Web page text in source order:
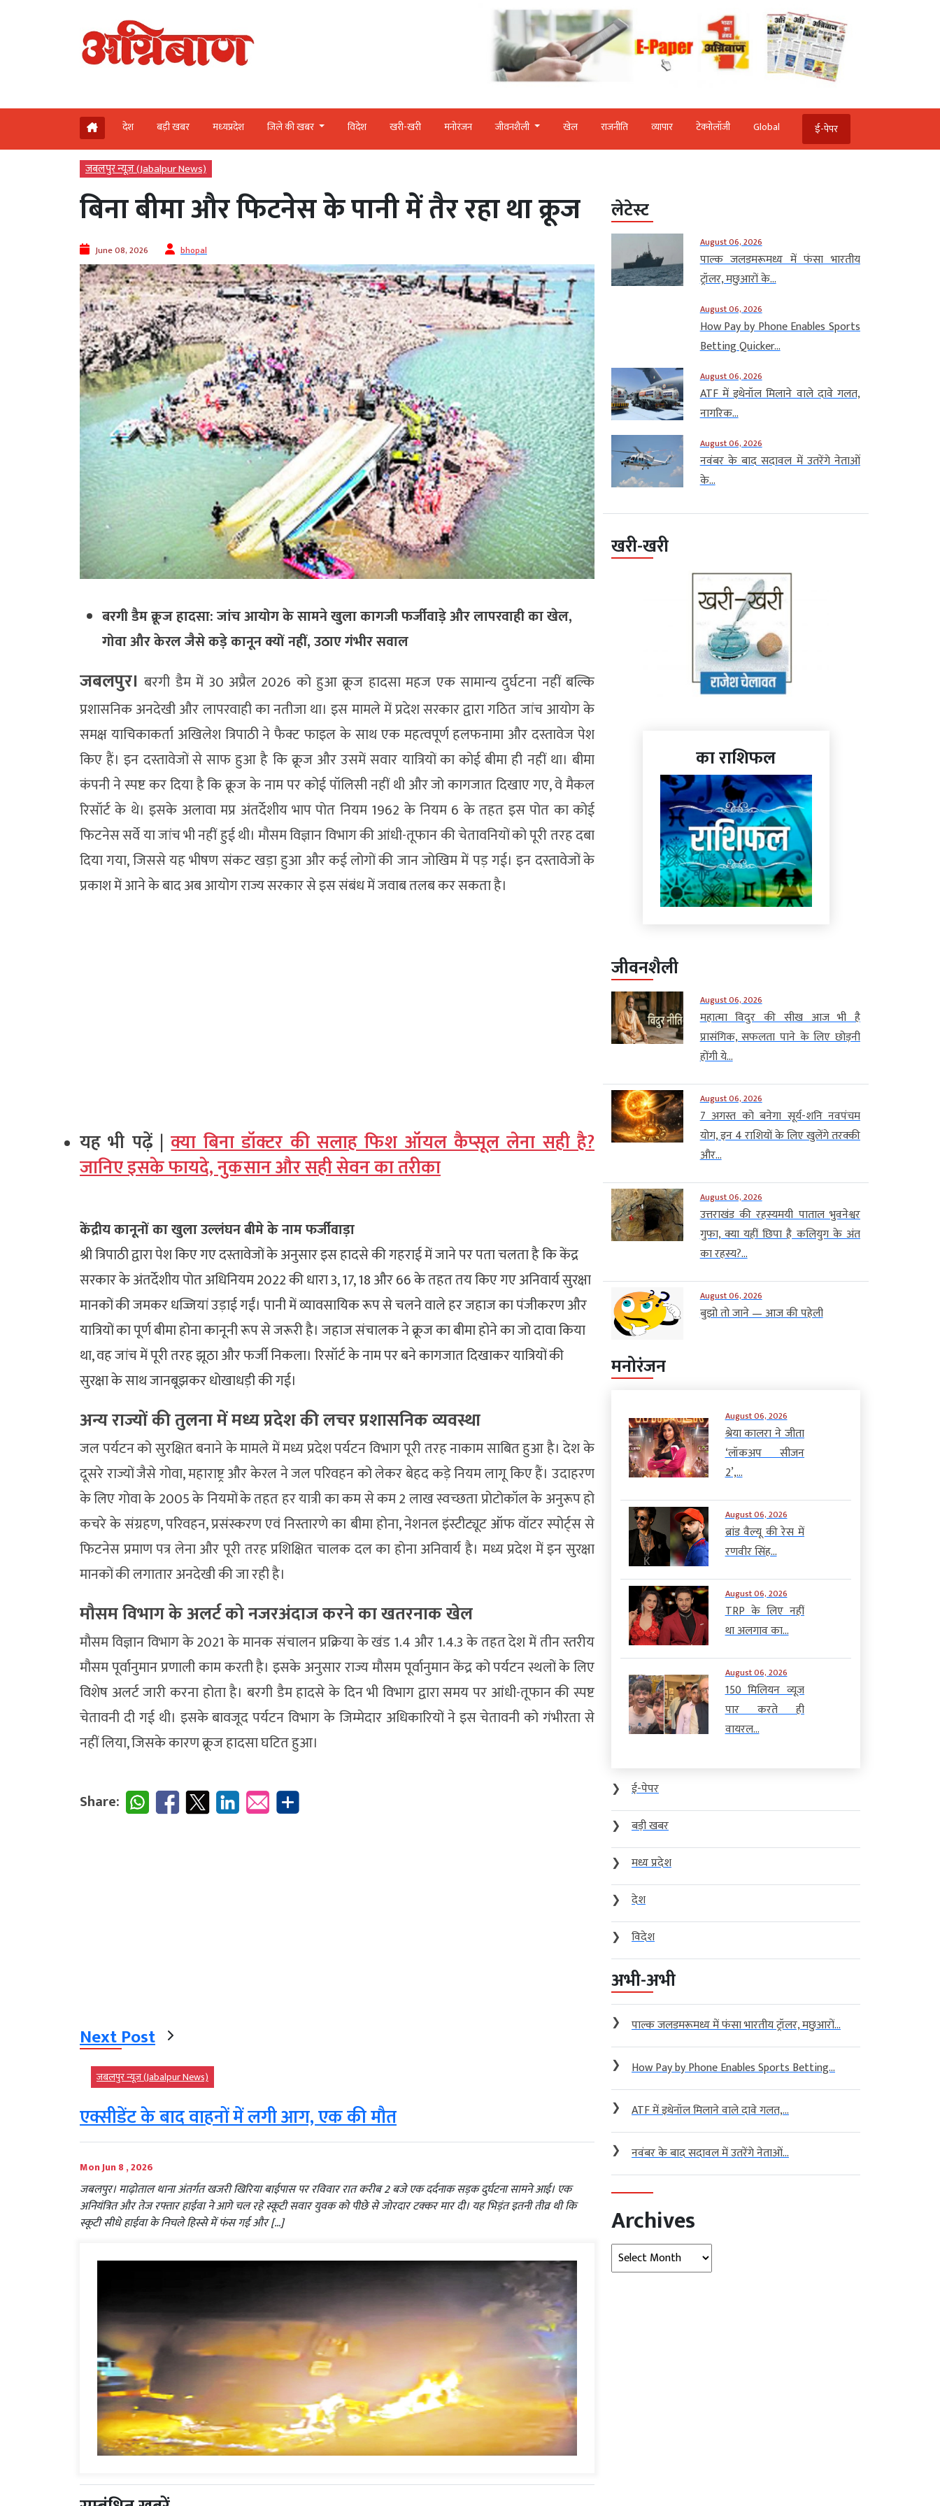
देश बड़ी खबर मध्‍यप्रदेश जिले की खबर विदेश खरी-खरी मनोरंजन जीवनशैली खेल राजनीति व्‍यापार टेक्‍नोलॉजी Global ई-पेपर
जबलपुर न्यूज़ (Jabalpur News)
बिना बीमा और फिटनेस के पानी में तैर रहा था क्रूज
June 08, 2026 bhopal
बरगी डैम क्रूज हादसा: जांच आयोग के सामने खुला कागजी फर्जीवाड़े और लापरवाही का खेल,
गोवा और केरल जैसे कड़े कानून क्यों नहीं, उठाए गंभीर सवाल
जबलपुर। बरगी डैम में 30 अप्रैल 2026 को हुआ क्रूज हादसा महज एक सामान्य दुर्घटना नहीं बल्कि
प्रशासनिक अनदेखी और लापरवाही का नतीजा था। इस मामले में प्रदेश सरकार द्वारा गठित जांच आयोग के
समक्ष याचिकाकर्ता अखिलेश त्रिपाठी ने फैक्ट फाइल के साथ एक महत्वपूर्ण हलफनामा और दस्तावेज पेश
किए हैं। इन दस्तावेजों से साफ हुआ है कि क्रूज और उसमें सवार यात्रियों का कोई बीमा ही नहीं था। बीमा
कंपनी ने स्पष्ट कर दिया है कि क्रूज के नाम पर कोई पॉलिसी नहीं थी और जो कागजात दिखाए गए, वे मैकल
रिसॉर्ट के थे। इसके अलावा मप्र अंतर्देशीय भाप पोत नियम 1962 के नियम 6 के तहत इस पोत का कोई
फिटनेस सर्वे या जांच भी नहीं हुई थी। मौसम विज्ञान विभाग की आंधी-तूफान की चेतावनियों को पूरी तरह दबा
दिया गया, जिससे यह भीषण संकट खड़ा हुआ और कई लोगों की जान जोखिम में पड़ गई। इन दस्तावेजों के
प्रकाश में आने के बाद अब आयोग राज्य सरकार से इस संबंध में जवाब तलब कर सकता है।
यह भी पढ़ें |क्या बिना डॉक्टर की सलाह फिश ऑयल कैप्सूल लेना सही है?
जानिए इसके फायदे, नुकसान और सही सेवन का तरीका
केंद्रीय कानूनों का खुला उल्लंघन बीमे के नाम फर्जीवाड़ा
श्री त्रिपाठी द्वारा पेश किए गए दस्तावेजों के अनुसार इस हादसे की गहराई में जाने पर पता चलता है कि केंद्र
सरकार के अंतर्देशीय पोत अधिनियम 2022 की धारा 3, 17, 18 और 66 के तहत तय किए गए अनिवार्य सुरक्षा
मानकों की जमकर धज्जियां उड़ाई गईं। पानी में व्यावसायिक रूप से चलने वाले हर जहाज का पंजीकरण और
यात्रियों का पूर्ण बीमा होना कानूनी रूप से जरूरी है। जहाज संचालक ने क्रूज का बीमा होने का जो दावा किया
था, वह जांच में पूरी तरह झूठा और फर्जी निकला। रिसॉर्ट के नाम पर बने कागजात दिखाकर यात्रियों की
सुरक्षा के साथ जानबूझकर धोखाधड़ी की गई।
अन्य राज्यों की तुलना में मध्य प्रदेश की लचर प्रशासनिक व्यवस्था
जल पर्यटन को सुरक्षित बनाने के मामले में मध्य प्रदेश पर्यटन विभाग पूरी तरह नाकाम साबित हुआ है। देश के
दूसरे राज्यों जैसे गोवा, महाराष्ट्र और केरल ने जल परिवहन को लेकर बेहद कड़े नियम लागू किए हैं। उदाहरण
के लिए गोवा के 2005 के नियमों के तहत हर यात्री का कम से कम 2 लाख स्वच्छता प्रोटोकॉल के अनुरूप हो
कचरे के संग्रहण, परिवहन, प्रसंस्करण एवं निस्तारणे का बीमा होना, नेशनल इंस्टीट्यूट ऑफ वॉटर स्पोर्ट्स से
फिटनेस प्रमाण पत्र लेना और पूरी तरह प्रशिक्षित चालक दल का होना अनिवार्य है। मध्य प्रदेश में इन सुरक्षा
मानकों की लगातार अनदेखी की जा रही है।
मौसम विभाग के अलर्ट को नजरअंदाज करने का खतरनाक खेल
मौसम विज्ञान विभाग के 2021 के मानक संचालन प्रक्रिया के खंड 1.4 और 1.4.3 के तहत देश में तीन स्तरीय
मौसम पूर्वानुमान प्रणाली काम करती है। इसके अनुसार राज्य मौसम पूर्वानुमान केंद्र को पर्यटन स्थलों के लिए
विशेष अलर्ट जारी करना होता है। बरगी डैम हादसे के दिन भी विभाग द्वारा समय पर आंधी-तूफान की स्पष्ट
चेतावनी दी गई थी। इसके बावजूद पर्यटन विभाग के जिम्मेदार अधिकारियों ने इस चेतावनी को गंभीरता से
नहीं लिया, जिसके कारण क्रूज हादसा घटित हुआ।
Share:
Next Post
जबलपुर न्यूज़ (Jabalpur News)
एक्सीडेंट के बाद वाहनों में लगी आग, एक की मौत
Mon Jun 8 , 2026
जबलपुर। माढ़ोताल थाना अंतर्गत खजरी खिरिया बाईपास पर रविवार रात करीब 2 बजे एक दर्दनाक सड़क दुर्घटना सामने आई। एक
अनियंत्रित और तेज रफ्तार हाईवा ने आगे चल रहे स्कूटी सवार युवक को पीछे से जोरदार टक्कर मार दी। यह भिड़ंत इतनी तीव्र थी कि
स्कूटी सीधे हाईवा के निचले हिस्से में फंस गई और […]
लेटेस्ट
August 06, 2026
पाल्क जलडमरूमध्य में फंसा भारतीय
ट्रॉलर, मछुआरों के...
August 06, 2026
How Pay by Phone Enables Sports
Betting Quicker...
August 06, 2026
ATF में इथेनॉल मिलाने वाले दावे गलत,
नागरिक...
August 06, 2026
नवंबर के बाद सदावल में उतरेंगे नेताओं
के...
खरी-खरी
का राशिफल
जीवनशैली
August 06, 2026
महात्मा विदुर की सीख आज भी है
प्रासंगिक, सफलता पाने के लिए छोड़नी
होंगी ये...
August 06, 2026
7 अगस्त को बनेगा सूर्य-शनि नवपंचम
योग, इन 4 राशियों के लिए खुलेंगे तरक्की
और...
August 06, 2026
उत्तराखंड की रहस्यमयी पाताल भुवनेश्वर
गुफा, क्या यहीं छिपा है कलियुग के अंत
का रहस्य?...
August 06, 2026
बुझो तो जाने — आज की पहेली
मनोरंजन
August 06, 2026
श्रेया कालरा ने जीता
‘लॉकअप सीजन
2’,...
August 06, 2026
ब्रांड वैल्यू की रेस में
रणवीर सिंह...
August 06, 2026
TRP के लिए नहीं
था अलगाव का...
August 06, 2026
150 मिलियन व्यूज
पार करते ही
वायरल...
❯
ई-पेपर
❯
बड़ी खबर
❯
मध्य प्रदेश
❯
देश
❯
विदेश
अभी-अभी
❯ पाल्क जलडमरूमध्य में फंसा भारतीय ट्रॉलर, मछुआरों...
❯ How Pay by Phone Enables Sports Betting...
❯ ATF में इथेनॉल मिलाने वाले दावे गलत,...
❯ नवंबर के बाद सदावल में उतरेंगे नेताओं...
Archives
Archives